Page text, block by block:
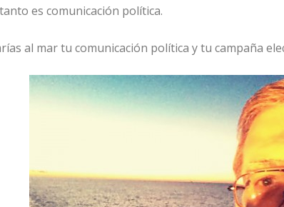
es comunicación política.
al mar tu comunicación política y tu campaña